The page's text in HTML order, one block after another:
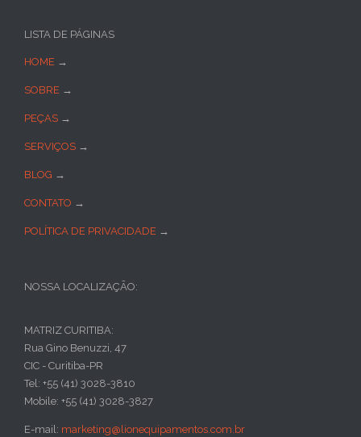
LISTA DE PÁGINAS
HOME →
SOBRE →
PEÇAS →
SERVIÇOS →
BLOG →
CONTATO →
POLÍTICA DE PRIVACIDADE →
NOSSA LOCALIZAÇÃO:
MATRIZ CURITIBA:
Rua Gino Benuzzi, 47
CIC - Curitiba-PR
Tel: +55 (41) 3028-3810
Mobile: +55 (41) 3028-3827
E-mail: marketing@lionequipamentos.com.br